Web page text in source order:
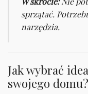
sprzątać.
narzędzia.
Jak wybrać
swojego domu?